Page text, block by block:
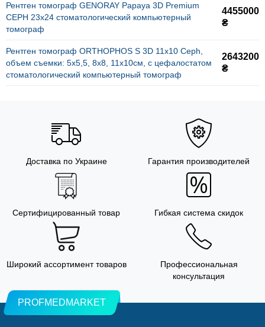
Рентген томограф GENORAY Papaya 3D Premium
CEPH 23x24 стоматологический компьютерный
томограф
4455000
₴
Рентген томограф ORTHOPHOS S 3D 11х10 Ceph,
объем съемки: 5х5,5, 8х8, 11х10см, с цефалостатом
стоматологический компьютерный томограф
2643200
₴
Доставка по Украине Гарантия производителей
Сертифицированный товар Гибкая система скидок
Широкий ассортимент товаров
Профессиональная
консультация
PROFMEDMARKET